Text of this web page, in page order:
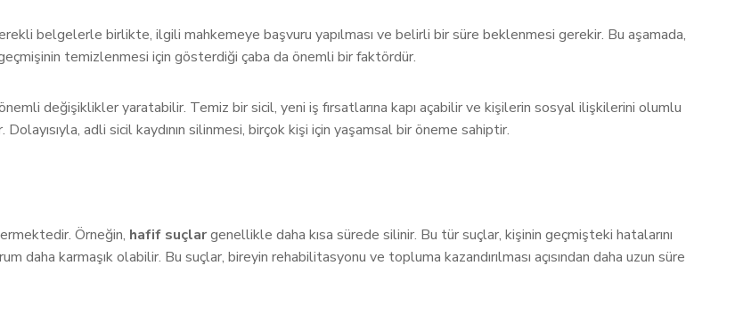
belgelerle birlikte, ilgili mahkemeye başvuru yapılması ve belirli bir süre beklenmesi gerekir. Bu aşamada,
temizlenmesi için gösterdiği çaba da önemli bir faktördür.
değişiklikler yaratabilir. Temiz bir sicil, yeni iş fırsatlarına kapı açabilir ve kişilerin sosyal ilişkilerini olumlu
adli sicil kaydının silinmesi, birçok kişi için yaşamsal bir öneme sahiptir.
Örneğin, hafif suçlargenellikle daha kısa sürede silinir. Bu tür suçlar, kişinin geçmişteki hatalarını
daha karmaşık olabilir. Bu suçlar, bireyin rehabilitasyonu ve topluma kazandırılması açısından daha uzun süre